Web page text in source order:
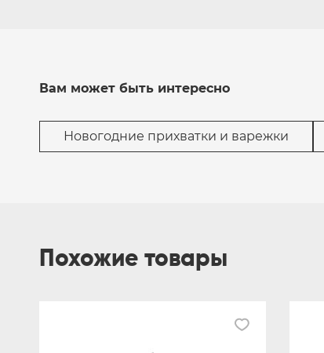
Вам может быть интересно
Новогодние прихватки и варежки
Похожие товары